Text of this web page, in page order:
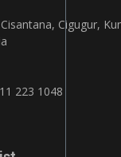
Cigugur,
223 1048